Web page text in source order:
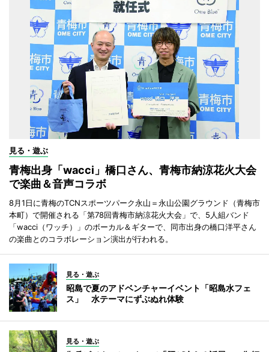
見る・遊ぶ
青梅出身「wacci」橋口さん、青梅市納涼花火大会
で楽曲＆音声コラボ
8月1日に青梅のTCNスポーツパーク永山＝永山公園グラウンド（青梅市
本町）で開催される「第78回青梅市納涼花火大会」で、5人組バンド
「wacci（ワッチ）」のボーカル＆ギターで、同市出身の橋口洋平さん
の楽曲とのコラボレーション演出が行われる。
見る・遊ぶ
昭島で夏のアドベンチャーイベント「昭島水フェ
ス」 水テーマにずぶぬれ体験
見る・遊ぶ